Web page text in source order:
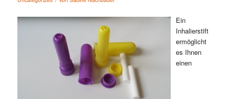
Ein
Inhalierstift
ermöglicht
es Ihnen
einen